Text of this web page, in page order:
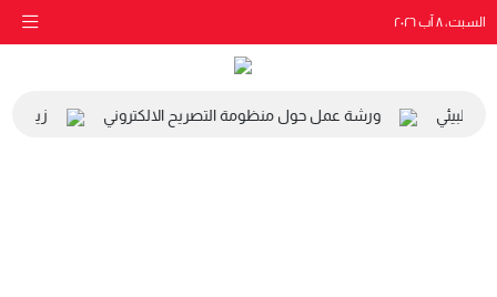
السبت، ٨ آب ٢٠٢٦
والبيئي ورشة عمل حول منظومة التصريح الالكتروني زيارة